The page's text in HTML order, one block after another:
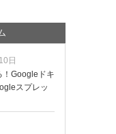
日
！Googleドキ
スプレッ